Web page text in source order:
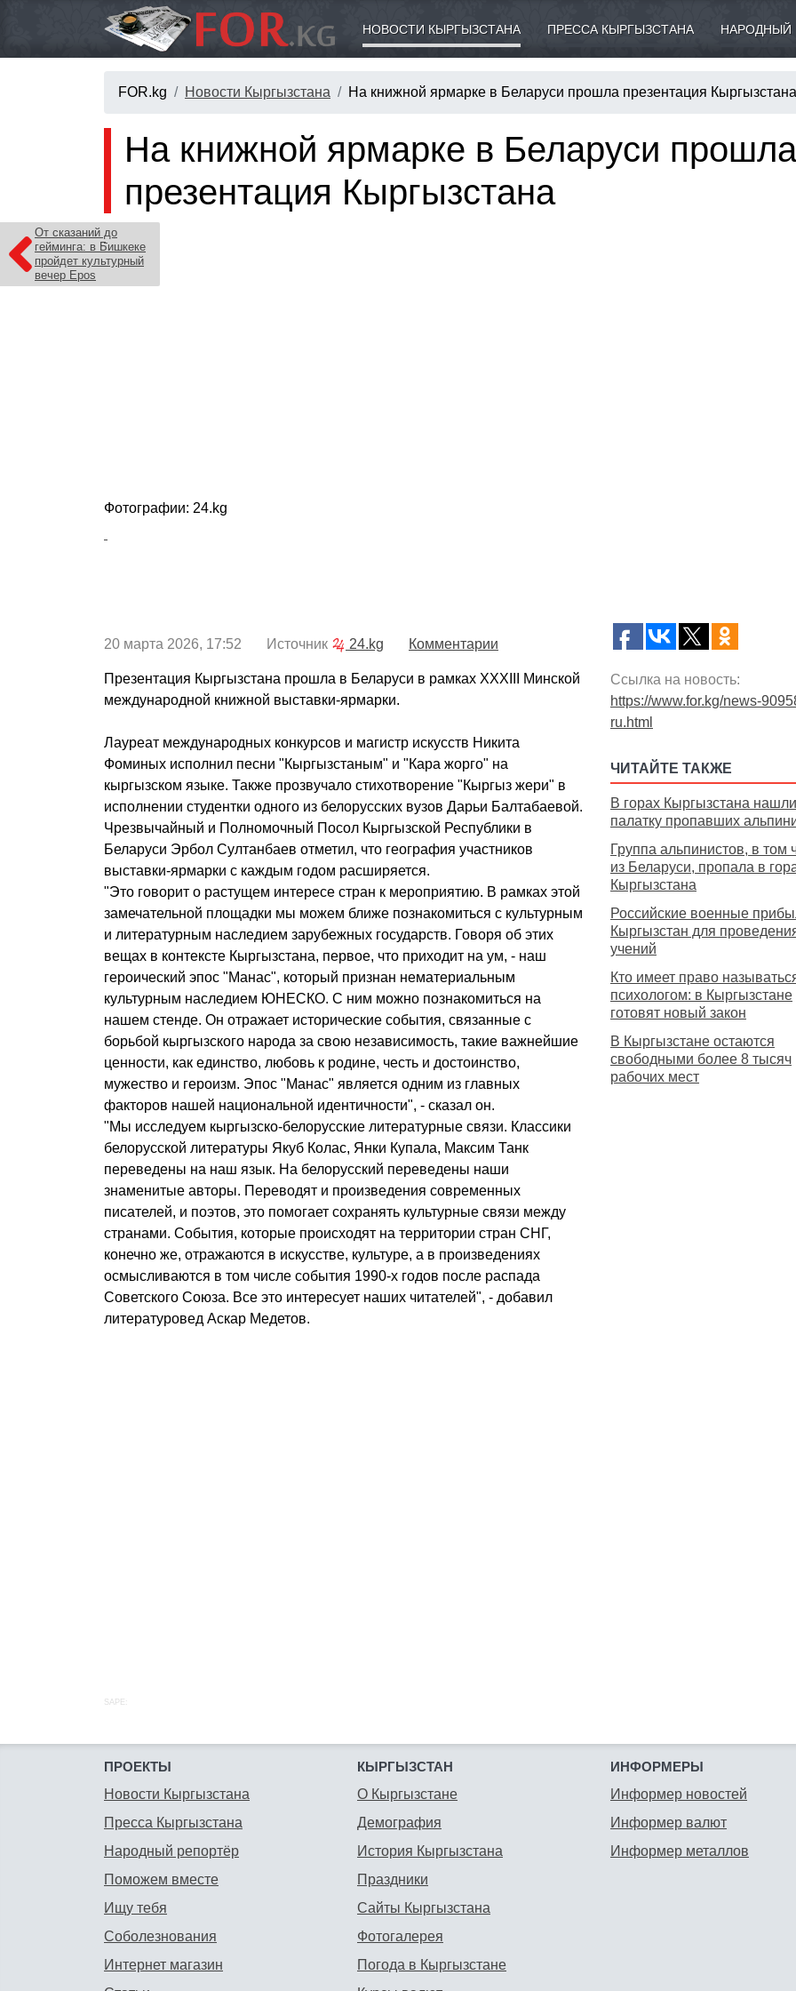
НОВОСТИ КЫРГЫЗСТАНА ПРЕССА КЫРГЫЗСТАНА НАРОДНЫЙ
FOR.kg Новости Кыргызстана На книжной ярмарке в Беларуси прошла презентация Кыргызстана
От сказаний до
гейминга: в Бишкеке
пройдет культурный
вечер Epos
На книжной ярмарке в Беларуси прошла
презентация Кыргызстана
Фотографии: 24.kg
20 марта 2026, 17:52 Источник 24.kg Комментарии
Презентация Кыргызстана прошла в Беларуси в рамках XXXIII Минской
международной книжной выставки-ярмарки.
Лауреат международных конкурсов и магистр искусств Никита
Фоминых исполнил песни "Кыргызстаным" и "Кара жорго" на
кыргызском языке. Также прозвучало стихотворение "Кыргыз жери" в
исполнении студентки одного из белорусских вузов Дарьи Балтабаевой.
Чрезвычайный и Полномочный Посол Кыргызской Республики в
Беларуси Эрбол Султанбаев отметил, что география участников
выставки-ярмарки с каждым годом расширяется.
"Это говорит о растущем интересе стран к мероприятию. В рамках этой
замечательной площадки мы можем ближе познакомиться с культурным
и литературным наследием зарубежных государств. Говоря об этих
вещах в контексте Кыргызстана, первое, что приходит на ум, - наш
героический эпос "Манас", который признан нематериальным
культурным наследием ЮНЕСКО. С ним можно познакомиться на
нашем стенде. Он отражает исторические события, связанные с
борьбой кыргызского народа за свою независимость, такие важнейшие
ценности, как единство, любовь к родине, честь и достоинство,
мужество и героизм. Эпос "Манас" является одним из главных
факторов нашей национальной идентичности", - сказал он.
"Мы исследуем кыргызско-белорусские литературные связи. Классики
белорусской литературы Якуб Колас, Янки Купала, Максим Танк
переведены на наш язык. На белорусский переведены наши
знаменитые авторы. Переводят и произведения современных
писателей, и поэтов, это помогает сохранять культурные связи между
странами. События, которые происходят на территории стран СНГ,
конечно же, отражаются в искусстве, культуре, а в произведениях
осмысливаются в том числе события 1990-х годов после распада
Советского Союза. Все это интересует наших читателей", - добавил
литературовед Аскар Медетов.
Ссылка на новость:
https://www.for.kg/news-
ru.html
ЧИТАЙТЕ ТАКЖЕ
В горах Кыргызстана нашли
палатку пропавших
Группа альпинистов, в том
из Беларуси, пропала в
Кыргызстана
Российские военные
Кыргызстан для
учений
Кто имеет право
психологом: в Кыргызстане
готовят новый закон
В Кыргызстане остаются
свободными более 8 тысяч
рабочих мест
SAPE:
ПРОЕКТЫ
Новости Кыргызстана
Пресса Кыргызстана
Народный репортёр
Поможем вместе
Ищу тебя
Соболезнования
Интернет магазин
КЫРГЫЗСТАН
О Кыргызстане
Демография
История Кыргызстана
Праздники
Сайты Кыргызстана
Фотогалерея
Погода в Кыргызстане
ИНФОРМЕРЫ
Информер новостей
Информер валют
Информер металлов